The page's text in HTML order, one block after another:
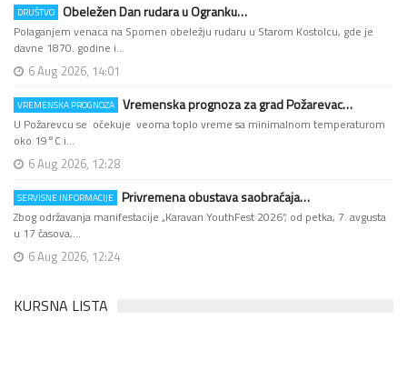
DRUŠTVO Obeležen Dan rudara u Ogranku…
Polaganjem venaca na Spomen obeležju rudaru u Starom Kostolcu, gde je
davne 1870. godine i…
6 Aug 2026, 14:01
VREMENSKA PROGNOZA Vremenska prognoza za grad Požarevac…
U Požarevcu se očekuje veoma toplo vreme sa minimalnom temperaturom
oko 19°C i…
6 Aug 2026, 12:28
SERVISNE INFORMACIJE Privremena obustava saobraćaja…
Zbog održavanja manifestacije „Karavan YouthFest 2026“, od petka, 7. avgusta
u 17 časova,…
6 Aug 2026, 12:24
KURSNA LISTA